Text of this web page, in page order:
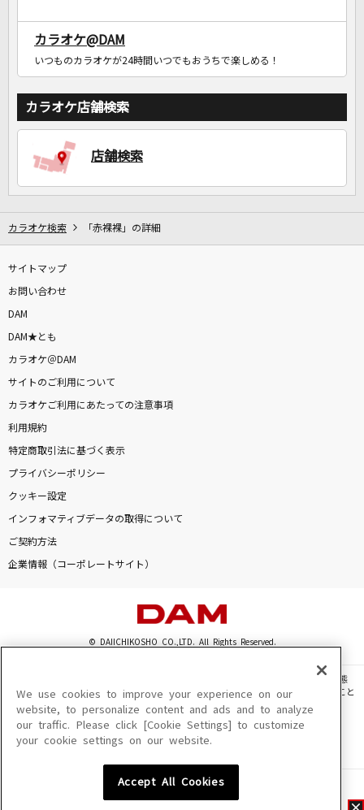
カラオケ@DAM
いつものカラオケが24時間いつでもおうちで楽しめる！
カラオケ店舗検索
店舗検索
カラオケ検索 「赤裸裸」の詳細
サイトマップ
お問い合わせ
DAM
DAM★とも
カラオケ＠DAM
サイトのご利用について
カラオケご利用にあたっての注意事項
利用規約
特定商取引法に基づく表示
プライバシーポリシー
クッキー設定
インフォマティブデータの取得について
ご契約方法
企業情報（コーポレートサイト）
© DAIICHIKOSHO CO.,LTD. All Rights Reserved.
このサイトに掲載されている一切の文章・画像・写真・動画・音声等を、手段や形態
を問わず、著作権法の定める範囲を超えて無断で複製、転載、ファイル化などすること
を禁じます。
楽曲及びコンテンツは、機種によりご利用いただけない場合があります。
楽曲及びコンテンツの配信日、配信内容が変更になる場合があります。
We use cookies to improve your experience on our
website, to personalize content and ads and to analyze
our traffic. Please click [Cookie Settings] to customize
your cookie settings on our website.
Accept All Cookies